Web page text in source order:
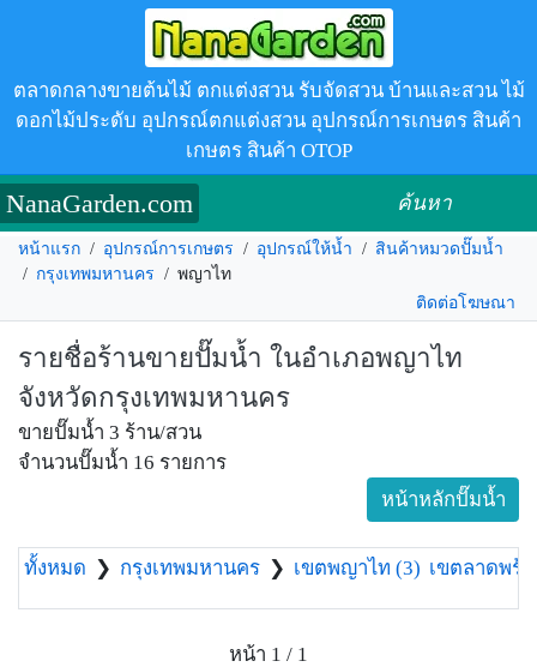
ตลาดกลางขายต้นไม้ ตกแต่งสวน รับจัดสวน บ้านและสวน ไม้
ดอกไม้ประดับ อุปกรณ์ตกแต่งสวน อุปกรณ์การเกษตร สินค้า
เกษตร สินค้า OTOP
NanaGarden.com ค้นหา
หน้าแรก / อุปกรณ์การเกษตร / อุปกรณ์ให้น้ำ / สินค้าหมวดปั๊มน้ำ
/ กรุงเทพมหานคร / พญาไท
ติดต่อโฆษณา
รายชื่อร้านขายปั๊มน้ำ ในอำเภอพญาไท
จังหวัดกรุงเทพมหานคร
ขายปั๊มน้ำ 3 ร้าน/สวน
จำนวนปั๊มน้ำ 16 รายการ
หน้าหลักปั๊มน้ำ
ทั้งหมด ❯ กรุงเทพมหานคร ❯ เขตพญาไท (3) เขตลาดพร้า
หน้า 1 / 1